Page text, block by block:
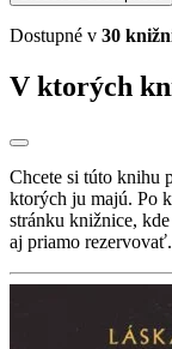
Dostupné v 30
V ktorých
Chcete si túto knihu
ktorých ju majú. Po
stránku knižnice,
aj priamo rezervovať.